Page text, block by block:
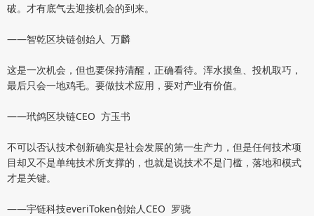
破。才有底气去迎接机会的到来。
——智乾区块链创始人 万麟
这是一次机会，但也要保持清醒，正确看待。浑水摸鱼、投机取巧，
最后只会一地鸡毛。要做技术应用，要对产业有价值。
——玳鸽区块链CEO 方玉书
不可以否认技术创新确实是社会发展的第一生产力，但是任何技术项
目却又不是单纯技术所支撑的，也就是说技术不是门槛，落地和模式
才是关键。
——宇链科技everiToken创始人CEO 罗骁